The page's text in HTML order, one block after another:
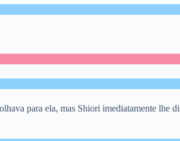
para ela, mas Shiori imediatamente lhe